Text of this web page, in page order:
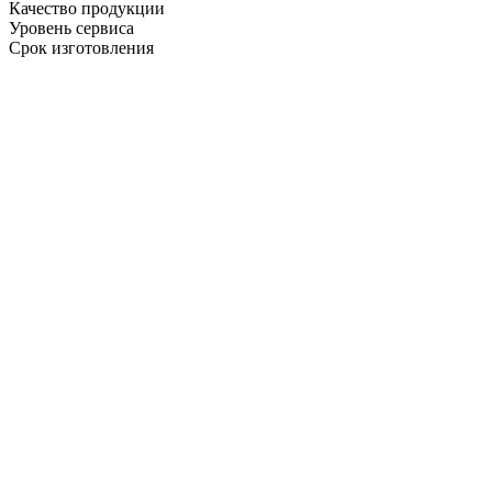
Качество продукции
Уровень сервиса
Срок изготовления